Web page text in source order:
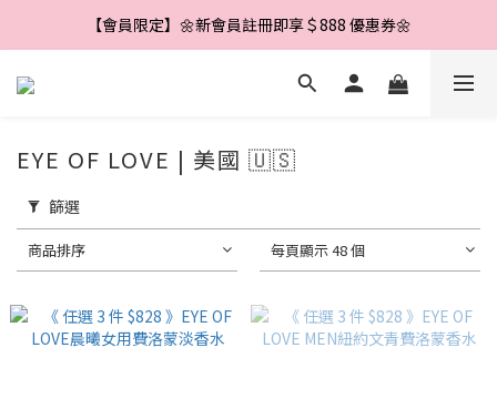
【會員限定】🌼新會員註冊即享＄888 優惠券🌼
【會員限定】🌼新會員註冊即享＄888 優惠券🌼
【會員限定】🌸每月 1 號送購物金🌸
【會員限定】🌼新會員註冊即享＄888 優惠券🌼
EYE OF LOVE | 美國 🇺🇸
篩選
商品排序 每頁顯示 48 個